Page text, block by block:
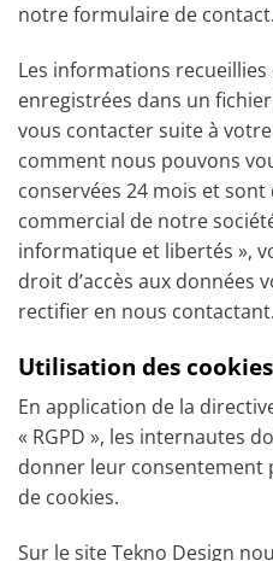
notre formulaire de contact.
Les informations
enregistrées dans un
vous contacter suite à
comment nous pouvons
conservées 24 mois et
commercial de notre
informatique et libertés »,
droit d’accès aux données
rectifier en nous contactant.
Utilisation des
En application de la
« RGPD », les internautes
donner leur consentement
de cookies.
Sur le site Tekno Design